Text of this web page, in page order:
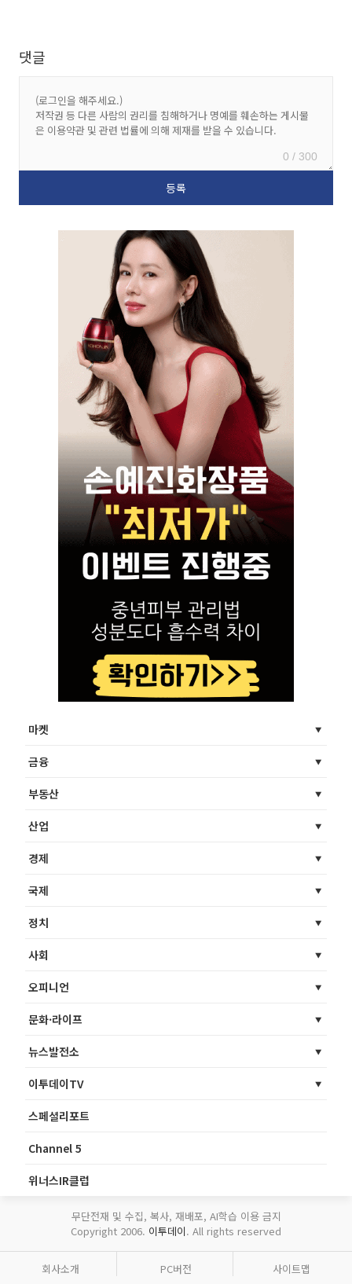
댓글
0 / 300
마켓
금융
부동산
산업
경제
국제
정치
사회
오피니언
문화·라이프
뉴스발전소
이투데이TV
스페셜리포트
Channel 5
위너스IR클럽
무단전재 및 수집, 복사, 재배포, AI학습 이용 금지
Copyright 2006. 이투데이. All rights reserved
회사소개 PC버전 사이트맵